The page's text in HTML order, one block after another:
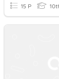
15 P